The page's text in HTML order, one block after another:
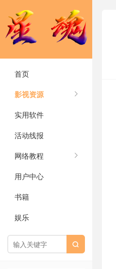
首页
影视资源
实用软件
活动线报
网络教程
用户中心
书籍
娱乐
